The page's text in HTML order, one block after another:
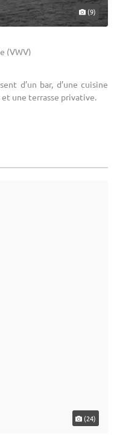
(9)
(VWV)
d’un bar, d’une cuisine
une terrasse privative.
en intérieur ou